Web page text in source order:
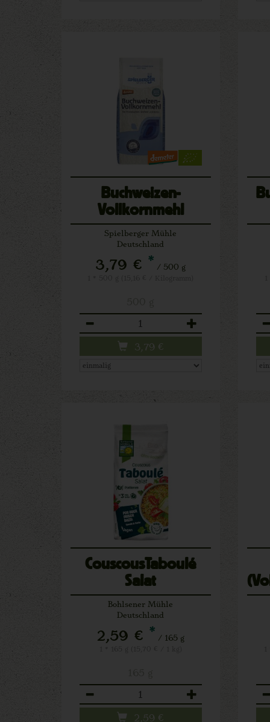
Buchweizen-
Vollkornmehl
Spielberger Mühle
Deutschland
3,79 € * / 500 g
Anzahl
3,79 €
CouscousTaboulé
Salat
Bohlsener Mühle
Deutschland
2,59 € * / 165 g
Anzahl
2,59 €